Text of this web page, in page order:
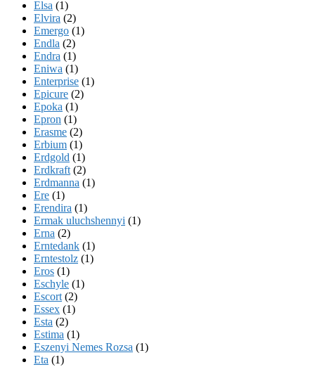
Elsa (1)
Elvira (2)
Emergo (1)
Endla (2)
Endra (1)
Eniwa (1)
Enterprise (1)
Epicure (2)
Epoka (1)
Epron (1)
Erasme (2)
Erbium (1)
Erdgold (1)
Erdkraft (2)
Erdmanna (1)
Ere (1)
Erendira (1)
Ermak uluchshennyi (1)
Erna (2)
Erntedank (1)
Erntestolz (1)
Eros (1)
Eschyle (1)
Escort (2)
Essex (1)
Esta (2)
Estima (1)
Eszenyi Nemes Rozsa (1)
Eta (1)